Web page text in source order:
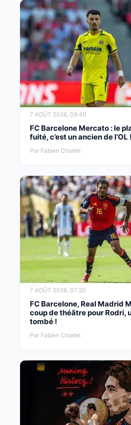
7 AOÛT 2026, 09:40
FC Barcelone Mercato : le
fuité, c’est un ancien de l’OL !
Par Fabien Chorlet
7 AOÛT 2026, 07:20
FC Barcelone, Real Madrid
coup de théâtre pour Rodri,
tombé !
Par Fabien Chorlet